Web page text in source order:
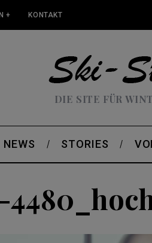
+ KONTAKT
DIE SITE FÜR
NEWS STORIES